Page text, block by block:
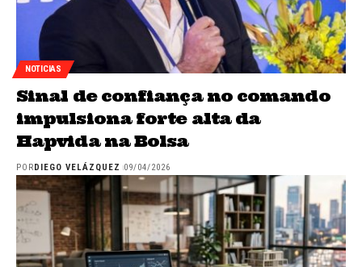
NOTICIAS
Sinal de confiança no comando
impulsiona forte alta da
Hapvida na Bolsa
PORDIEGO VELÁZQUEZ 09/04/2026